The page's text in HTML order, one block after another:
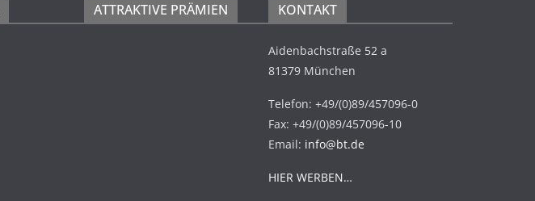
ATTRAKTIVE PRÄMIEN KONTAKT
Aidenbachstraße 52 a
81379 München
Telefon: +49/(0)89/457096-0
Fax: +49/(0)89/457096-10
Email: info@bt.de
HIER WERBEN…